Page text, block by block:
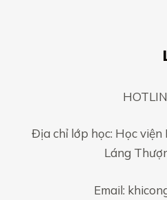
Địa chỉ lớp học: Học viện
Láng
Email: